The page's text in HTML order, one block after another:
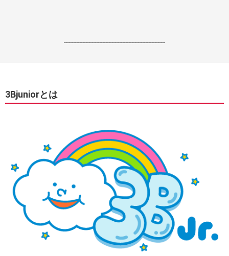
------------------------------------------------------------------
3Bjuniorとは